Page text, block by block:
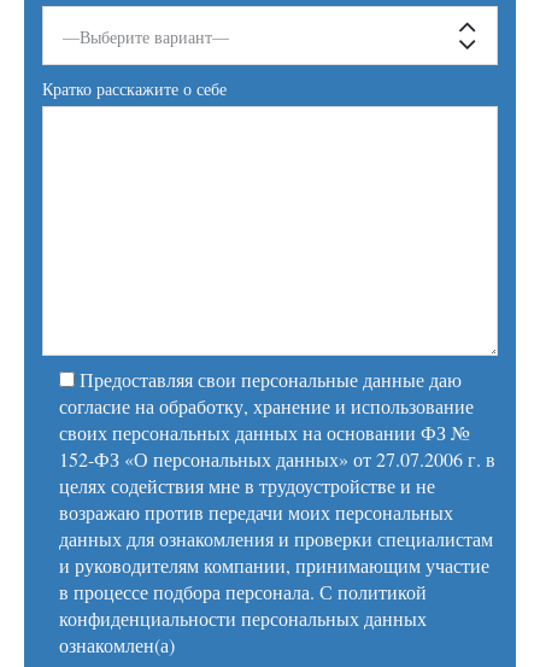
Кратко расскажите о себе
Предоставляя свои персональные данные даю
согласие на обработку, хранение и использование
своих персональных данных на основании ФЗ №
152-ФЗ «О персональных данных» от 27.07.2006 г. в
целях содействия мне в трудоустройстве и не
возражаю против передачи моих персональных
данных для ознакомления и проверки специалистам
и руководителям компании, принимающим участие
в процессе подбора персонала. С политикой
конфиденциальности персональных данных
ознакомлен(а)